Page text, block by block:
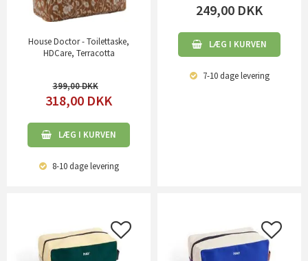
House Doctor - Toilettaske,
HDCare, Terracotta
399,00
318,00 DKK
LÆG I KURVEN
8-10 dagelevering
249,00 DKK
LÆG I KURVEN
7-10 dagelevering